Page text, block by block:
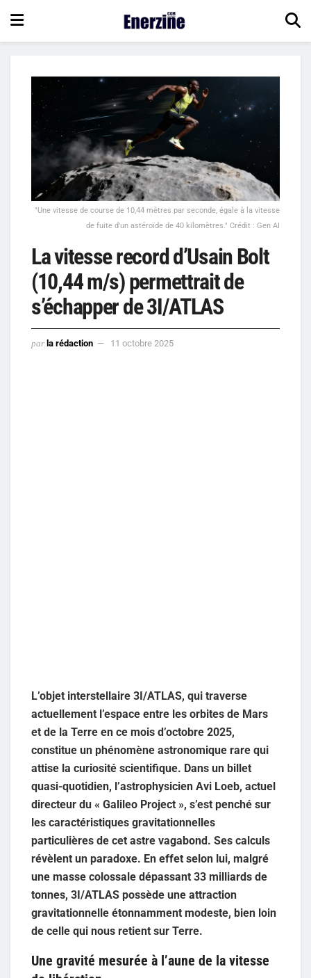
"Une vitesse de course de 10,44 mètres par seconde, égale à la vitesse
de fuite d'un astéroïde de 40 kilomètres." Crédit : Gen AI
La vitesse record d’Usain Bolt
(10,44 m/s) permettrait de
s’échapper de 3I/ATLAS
par la rédaction 11 octobre 2025
L’objet interstellaire 3I/ATLAS, qui traverse
actuellement l’espace entre les orbites de Mars
et de la Terre en ce mois d’octobre 2025,
constitue un phénomène astronomique rare qui
attise la curiosité scientifique. Dans un billet
quasi-quotidien, l’astrophysicien Avi Loeb, actuel
directeur du « Galileo Project », s’est penché sur
les caractéristiques gravitationnelles
particulières de cet astre vagabond. Ses calculs
révèlent un paradoxe. En effet selon lui, malgré
une masse colossale dépassant 33 milliards de
tonnes, 3I/ATLAS possède une attraction
gravitationnelle étonnamment modeste, bien loin
de celle qui nous retient sur Terre.
Une gravité mesurée à l’aune de la vitesse